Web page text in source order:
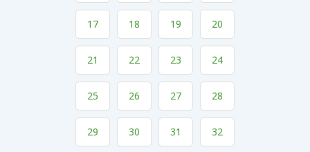
17 18 19 20
21 22 23 24
25 26 27 28
29 30 31 32